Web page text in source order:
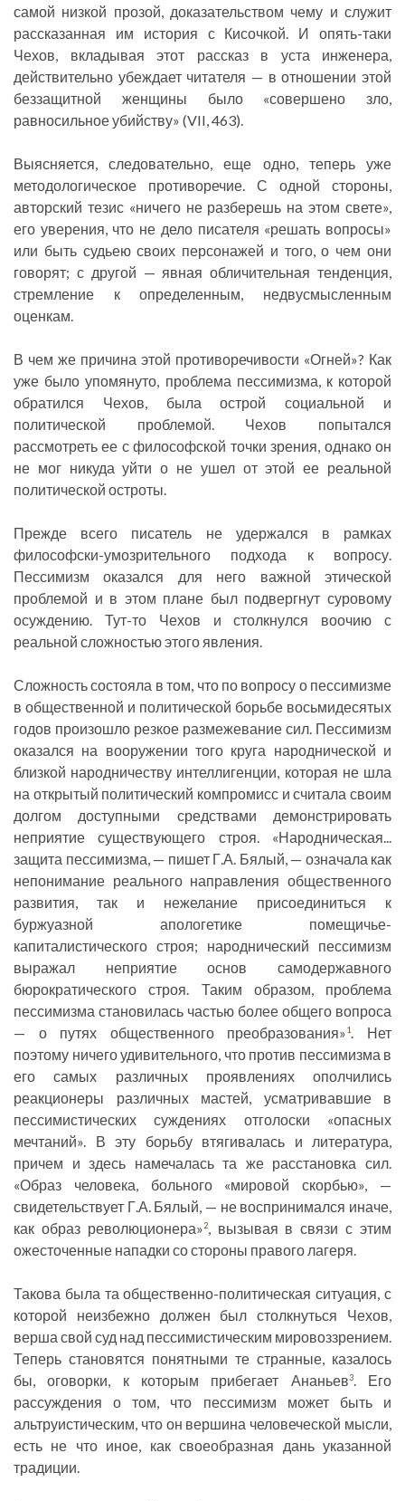
самой низкой прозой, доказательством чему и служит
рассказанная им история с Кисочкой. И опять-таки
Чехов, вкладывая этот рассказ в уста инженера,
действительно убеждает читателя — в отношении этой
беззащитной женщины было «совершено зло,
равносильное убийству» (VII, 463).
Выясняется, следовательно, еще одно, теперь уже
методологическое противоречие. С одной стороны,
авторский тезис «ничего не разберешь на этом свете»,
его уверения, что не дело писателя «решать вопросы»
или быть судьею своих персонажей и того, о чем они
говорят; с другой — явная обличительная тенденция,
стремление к определенным, недвусмысленным
оценкам.
В чем же причина этой противоречивости «Огней»? Как
уже было упомянуто, проблема пессимизма, к которой
обратился Чехов, была острой социальной и
политической проблемой. Чехов попытался
рассмотреть ее с философской точки зрения, однако он
не мог никуда уйти о не ушел от этой ее реальной
политической остроты.
Прежде всего писатель не удержался в рамках
философски-умозрительного подхода к вопросу.
Пессимизм оказался для него важной этической
проблемой и в этом плане был подвергнут суровому
осуждению. Тут-то Чехов и столкнулся воочию с
реальной сложностью этого явления.
Сложность состояла в том, что по вопросу о пессимизме
в общественной и политической борьбе восьмидесятых
годов произошло резкое размежевание сил. Пессимизм
оказался на вооружении того круга народнической и
близкой народничеству интеллигенции, которая не шла
на открытый политический компромисс и считала своим
долгом доступными средствами демонстрировать
неприятие существующего строя. «Народническая...
защита пессимизма, — пишет Г.А. Бялый, — означала как
непонимание реального направления общественного
развития, так и нежелание присоединиться к
буржуазной апологетике помещичье-
капиталистического строя; народнический пессимизм
выражал неприятие основ самодержавного
бюрократического строя. Таким образом, проблема
пессимизма становилась частью более общего вопроса
— о путях общественного преобразования»1. Нет
поэтому ничего удивительного, что против пессимизма в
его самых различных проявлениях ополчились
реакционеры различных мастей, усматривавшие в
пессимистических суждениях отголоски «опасных
мечтаний». В эту борьбу втягивалась и литература,
причем и здесь намечалась та же расстановка сил.
«Образ человека, больного «мировой скорбью», —
свидетельствует Г.А. Бялый, — не воспринимался иначе,
как образ революционера»2, вызывая в связи с этим
ожесточенные нападки со стороны правого лагеря.
Такова была та общественно-политическая ситуация, с
которой неизбежно должен был столкнуться Чехов,
верша свой суд над пессимистическим мировоззрением.
Теперь становятся понятными те странные, казалось
бы, оговорки, к которым прибегает Ананьев3. Его
рассуждения о том, что пессимизм может быть и
альтруистическим, что он вершина человеческой мысли,
есть не что иное, как своеобразная дань указанной
традиции.